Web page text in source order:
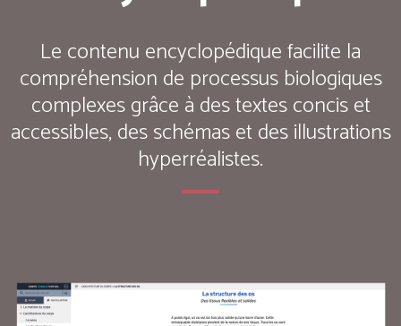
Le contenu encyclopédique facilite la
compréhension de processus biologiques
complexes grâce à des textes concis et
accessibles, des schémas et des illustrations
hyperréalistes.